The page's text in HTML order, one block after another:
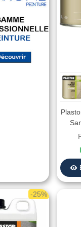
-25%